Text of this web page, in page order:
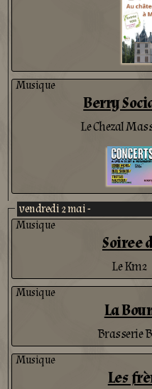
Musique
Berry
Le Chezal
vendredi 2 mai -
Musique
Soiree
Le Km2
Musique
La
Brasserie
Musique
Les